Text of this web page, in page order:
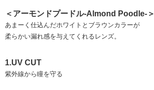
＜アーモンドプードル-Almond Poodle-＞
あまーく仕込んだホワイトとブラウンカラーが
柔らかい漏れ感を与えてくれるレンズ。
1.UV CUT
紫外線から瞳を守る